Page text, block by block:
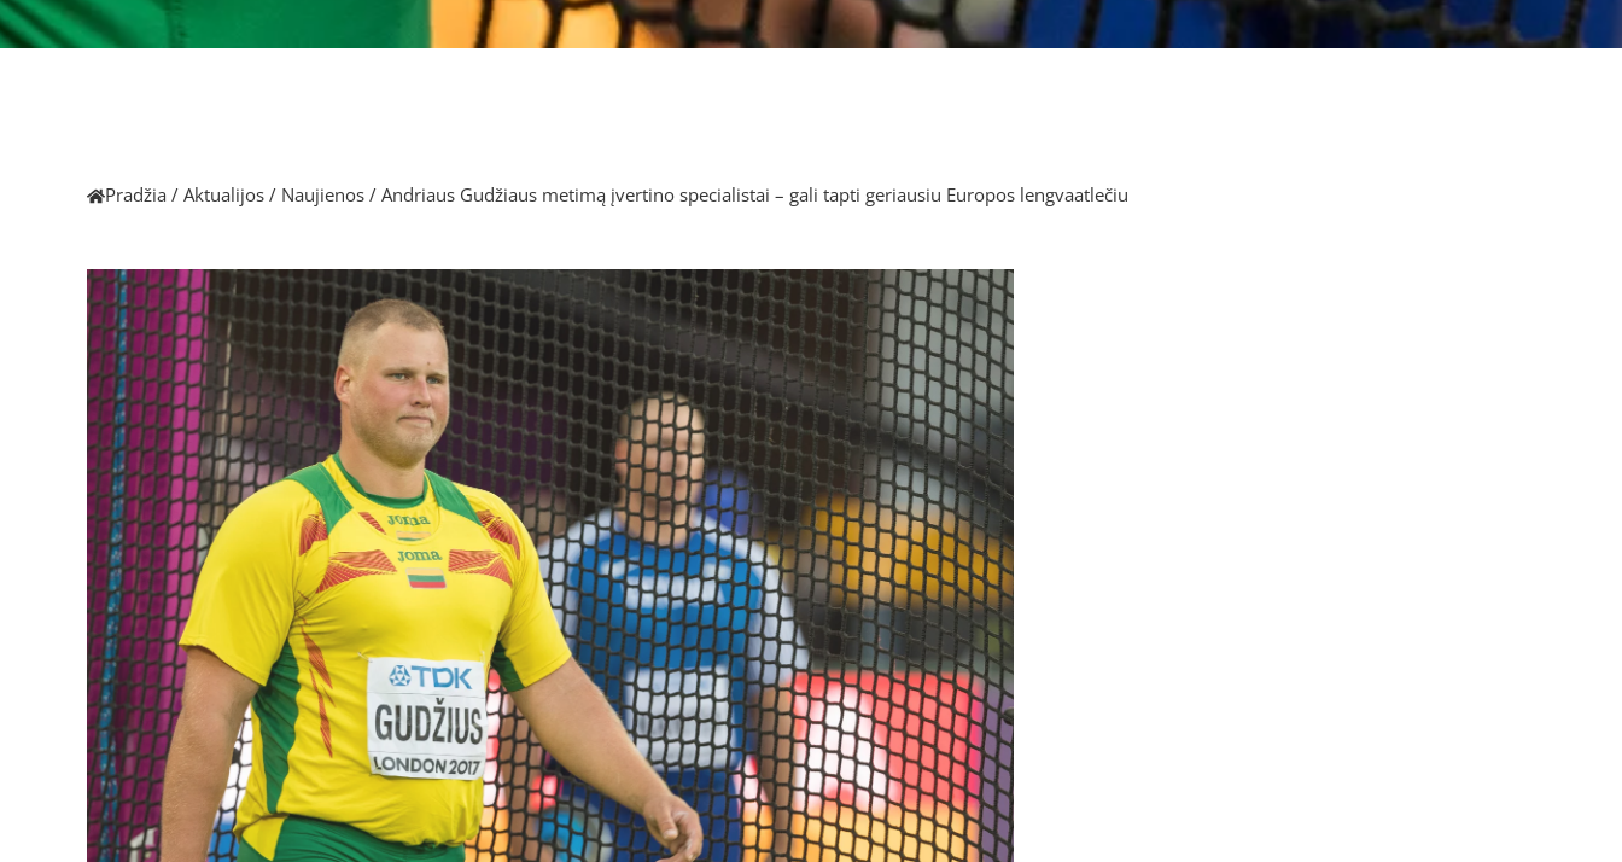
Pradžia / Aktualijos / Naujienos / Andriaus Gudžiaus metimą įvertino specialistai – gali tapti geriausiu Europos lengvaatlečiu